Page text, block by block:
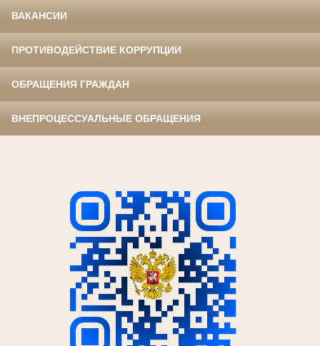
ВАКАНСИИ
ПРОТИВОДЕЙСТВИЕ КОРРУПЦИИ
ОБРАЩЕНИЯ ГРАЖДАН
ВНЕПРОЦЕССУАЛЬНЫЕ ОБРАЩЕНИЯ